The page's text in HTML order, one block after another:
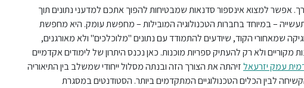
דרך. אפשר למצוא אינספור סדנאות שמבטיחות להפוך אתכם למדעני נתונים תוך
– במיוחד בחברות הטכנולוגיה המובילות – מחפשת עומק. היא מחפשת
שמאחורי הקוד, שיודעים להתמודד עם נתונים "מלוכלכים" ולא מאורגנים,
מקוריים ולא רק להעתיק ספריות מוכנות. כאן נכנס היתרון של לימודים אקדמיים
עמק יזרעאלזיהתה את הצורך הזה ובנתה מסלול ייחודי שמשלב בין התיאוריה
לבין הכלים הטכנולוגיים המתקדמים ביותר. הסטודנטים במסגרת